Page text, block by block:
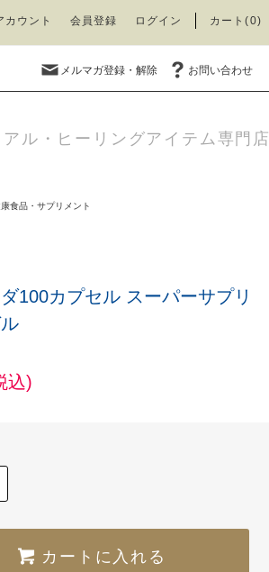
カウント 会員登録 ログイン カート(0)
メルマガ登録・解除 お問い合わせ
ル・ヒーリングアイテム専門店
食品・サプリメント
100カプセル スーパーサプリ
込)
カートに入れる